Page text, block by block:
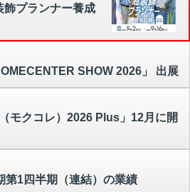
飾プランナー養成
SHOW 2026」 出展
モクコレ）2026 Plus」12月に開
1四半期（連結）の業績